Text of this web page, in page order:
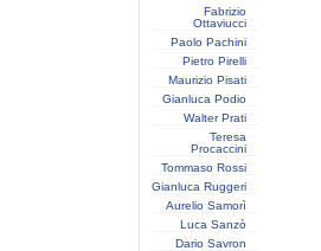
Fabrizio
Ottaviucci
Paolo Pachini
Pietro Pirelli
Maurizio Pisati
Gianluca Podio
Walter Prati
Teresa
Procaccini
Tommaso Rossi
Gianluca Ruggeri
Aurelio Samorì
Luca Sanzò
Dario Savron